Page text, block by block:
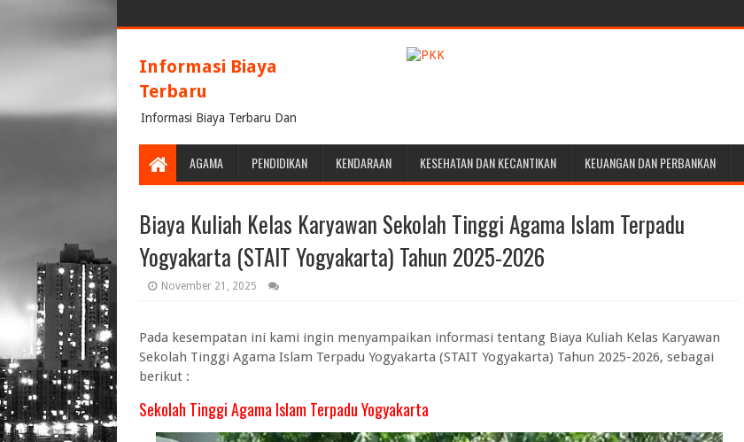
Informasi Biaya
Terbaru
Informasi Biaya Terbaru Dan
AGAMA PENDIDIKAN KENDARAAN KESEHATAN DAN KECANTIKAN KEUANGAN DAN PERBANKAN
Biaya Kuliah Kelas Karyawan Sekolah Tinggi Agama Islam Terpadu
Yogyakarta (STAIT Yogyakarta) Tahun 2025-2026
November 21, 2025
Pada kesempatan ini kami ingin menyampaikan informasi tentang Biaya Kuliah Kelas Karyawan
Sekolah Tinggi Agama Islam Terpadu Yogyakarta (STAIT Yogyakarta) Tahun 2025-2026, sebagai
berikut :
Sekolah Tinggi Agama Islam Terpadu Yogyakarta